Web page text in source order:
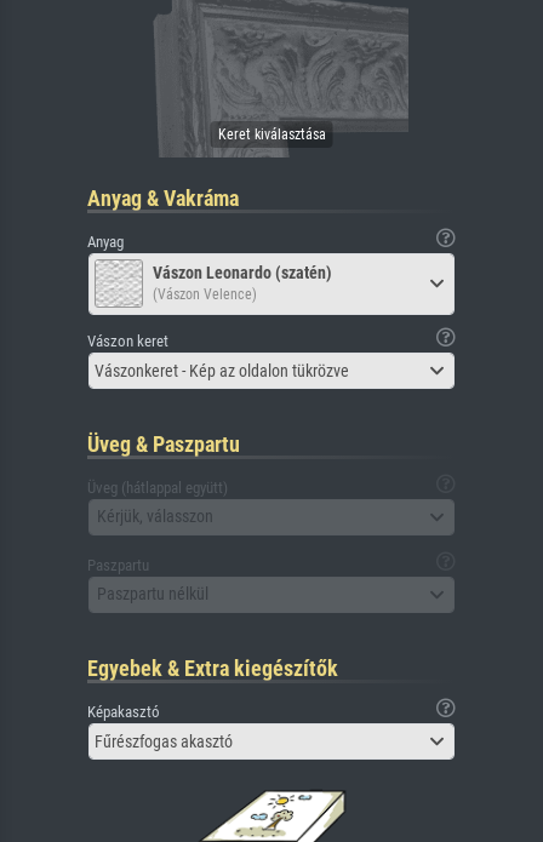
Anyag & Vakráma
Anyag
Vászon Leonardo (szatén)
(Vászon Velence)
Vászon keret
Vászonkeret - Kép az oldalon tükrözve
Üveg & Paszpartu
Üveg (hátlappal együtt)
Kérjük, válasszon
Paszpartu
Paszpartu nélkül
Egyebek & Extra kiegészítők
Képakasztó
Fűrészfogas akasztó